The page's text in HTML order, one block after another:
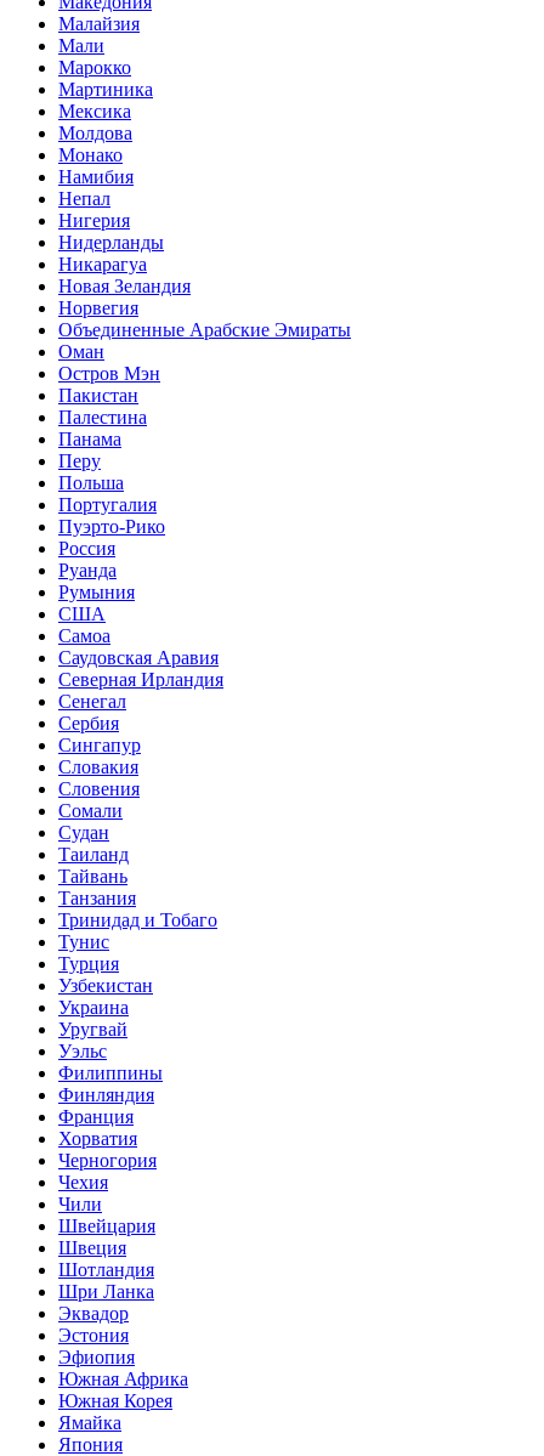
Малайзия
Мали
Марокко
Мартиника
Мексика
Молдова
Монако
Намибия
Непал
Нигерия
Нидерланды
Никарагуа
Новая Зеландия
Норвегия
Объединенные Арабские Эмираты
Оман
Остров Мэн
Пакистан
Палестина
Панама
Перу
Польша
Португалия
Пуэрто-Рико
Россия
Руанда
Румыния
США
Самоа
Саудовская Аравия
Северная Ирландия
Сенегал
Сербия
Сингапур
Словакия
Словения
Сомали
Судан
Таиланд
Тайвань
Танзания
Тринидад и Тобаго
Тунис
Турция
Узбекистан
Украина
Уругвай
Уэльс
Филиппины
Финляндия
Франция
Хорватия
Черногория
Чехия
Чили
Швейцария
Швеция
Шотландия
Шри Ланка
Эквадор
Эстония
Эфиопия
Южная Африка
Южная Корея
Ямайка
Япония